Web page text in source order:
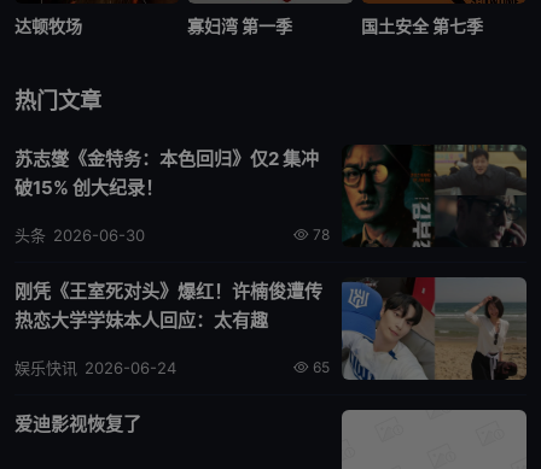
达顿牧场 寡妇湾 第一季 国土安全 第七季
热门文章
苏志燮《金特务：本色回归》仅2 集冲
破15% 创大纪录！
78
头条 2026-06-30
刚凭《王室死对头》爆红！许楠俊遭传
热恋大学学妹本人回应：太有趣
65
娱乐快讯 2026-06-24
爱迪影视恢复了